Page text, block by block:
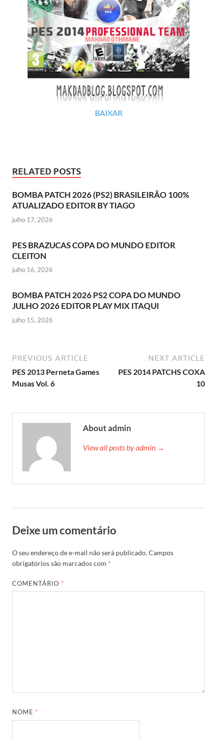
BAIXAR
RELATED POSTS
BOMBA PATCH 2026 (PS2) BRASILEIRÃO 100%
ATUALIZADO EDITOR BY TIAGO
julho 17, 2026
PES BRAZUCAS COPA DO MUNDO EDITOR
CLEITON
julho 16, 2026
BOMBA PATCH 2026 PS2 COPA DO MUNDO
JULHO 2026 EDITOR PLAY MIX ITAQUI
julho 15, 2026
PREVIOUS ARTICLE
PES 2013 Perneta Games
Musas Vol. 6
NEXT ARTICLE
PES 2014 PATCHS COXA
10
About admin
View all posts by admin →
Deixe um comentário
O seu endereço de e-mail não será publicado.Campos
obrigatórios são marcados com *
COMENTÁRIO *
NOME *